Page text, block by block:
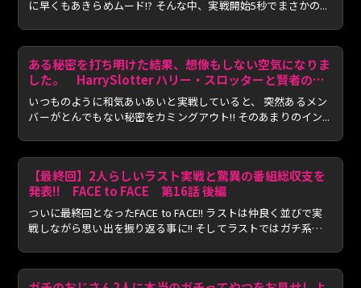
に早くもあきらめムード!? そんな中、実戦開始5秒でまさかの...
ある秘密を打ち明けた結果、想像もしない空気になりま
した。 HarrySlotter ハリー・スロッターと賢者の
本 第28話(2/4)
いつものように和気あいあいと実戦していると、 突然あるメン
バーがとんでもない秘密をカミングアウト!! そのあまりのイン...
【最終回】2人らしいラスト実戦と驚異の番組総収支を
発表!! FACE to FACE 第16話 後編
ついに最終回となったFACE to FACE!! ラストは仲良く並びで実
戦しながら思い出を振り返る事に!! そしてラストではガチ系の